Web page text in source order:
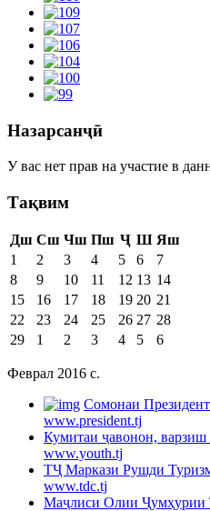
Назарсанҷӣ
У вас нет прав на участие в
Тақвим
Дш Сш Чш Пш Ҷ Ш Яш
1
2 3 4 5 6
7
8
9 10 11 12 13 14
15
16 17 18 19 20 21
22
23 24 25 26 27 28
29
1 2 3 4 5 6
Феврал 2016 c.
Cомонаи
www.president.tj
Кумитаи ҷавонон, варзиш
www.youth.tj
ТҶ Маркази Рушди
www.tdc.tj
Маҷлиси Олии Ҷумҳурии